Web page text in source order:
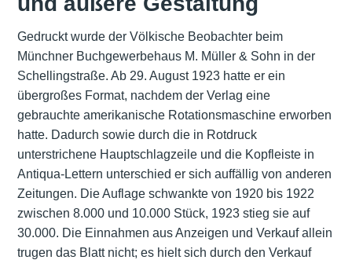
Gedruckt wurde der Völkische Beobachter beim
Münchner Buchgewerbehaus M. Müller & Sohn in der
Schellingstraße. Ab 29. August 1923 hatte er ein
übergroßes Format, nachdem der Verlag eine
gebrauchte amerikanische Rotationsmaschine erworben
hatte. Dadurch sowie durch die in Rotdruck
unterstrichene Hauptschlagzeile und die Kopfleiste in
Antiqua-Lettern unterschied er sich auffällig von anderen
Zeitungen. Die Auflage schwankte von 1920 bis 1922
zwischen 8.000 und 10.000 Stück, 1923 stieg sie auf
30.000. Die Einnahmen aus Anzeigen und Verkauf allein
trugen das Blatt nicht; es hielt sich durch den Verkauf